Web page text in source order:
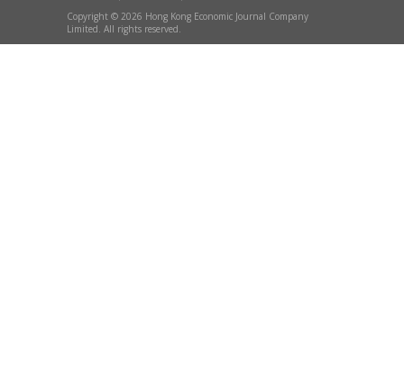
Copyright © 2026 Hong Kong Economic Journal Company
Limited. All rights reserved.